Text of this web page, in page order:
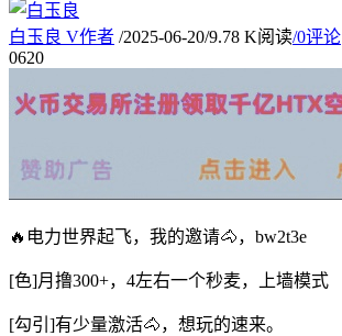
白玉良 V作者 /2025-06-20/9.78 K阅读/0评论
0620
🔥电力世界起飞，我的邀请🐴，bw2t3e
[色]月撸300+，4左右一个秒麦，上墙模式
[勾引]有少量激活🐴，想玩的速来。